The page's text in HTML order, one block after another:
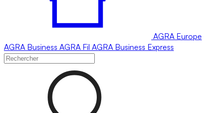
AGRA Europe
AGRA Business AGRA Fil AGRA Business Express